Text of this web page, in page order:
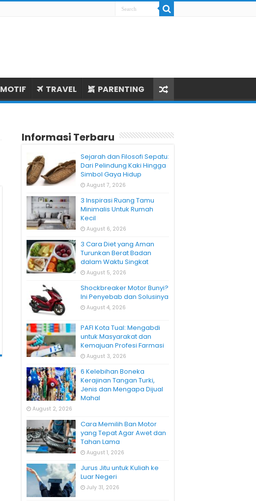
TRAVEL PARENTING
Informasi Terbaru
Sejarah dan Filosofi Sepatu:
Dari Pelindung Kaki Hingga
Simbol Gaya Hidup
August 7, 2026
3 Inspirasi Ruang Tamu
Minimalis Untuk Rumah
Kecil
August 6, 2026
3 Cara Diet yang Aman
Turunkan Berat Badan
dalam Waktu Singkat
August 5, 2026
Shockbreaker Motor Bunyi?
Ini Penyebab dan Solusinya
August 4, 2026
PAFI Kota Tual: Mengabdi
untuk Masyarakat dan
Kemajuan Profesi Farmasi
August 3, 2026
6 Kelebihan Boneka
Kerajinan Tangan Turki,
Jenis dan Mengapa Dijual
Mahal
August 2, 2026
Cara Memilih Ban Motor
yang Tepat Agar Awet dan
Tahan Lama
August 1, 2026
Jurus Jitu untuk Kuliah ke
Luar Negeri
July 31, 2026